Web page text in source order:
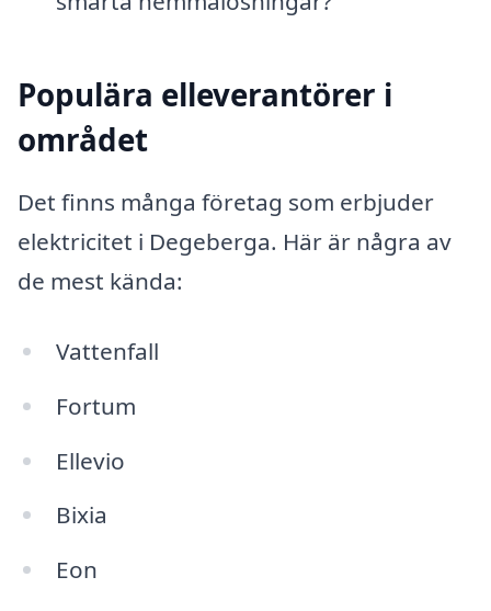
Populära elleverantörer i
området
Det finns många företag som erbjuder
elektricitet i Degeberga. Här är några av
de mest kända:
Vattenfall
Fortum
Ellevio
Bixia
Eon